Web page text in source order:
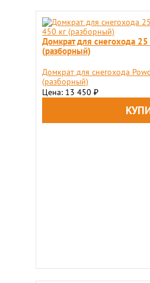
Домкрат для снегохода
(разборный)
Домкрат для снегохода
(разборный)
Цена: 13 450 ₽